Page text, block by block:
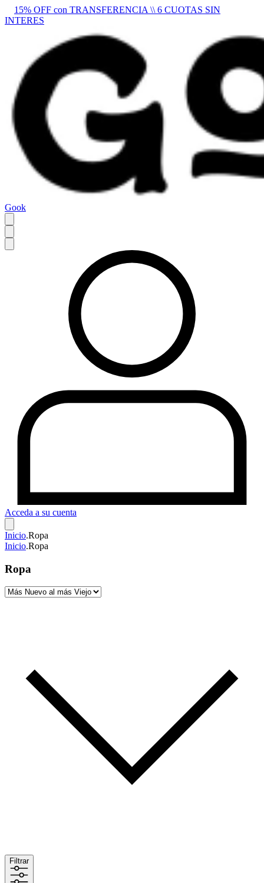
15% OFF con TRANSFERENCIA \\ 6 CUOTAS SIN
INTERES
Gook
Acceda a su cuenta
Inicio.Ropa
Inicio.Ropa
Ropa
Filtrar